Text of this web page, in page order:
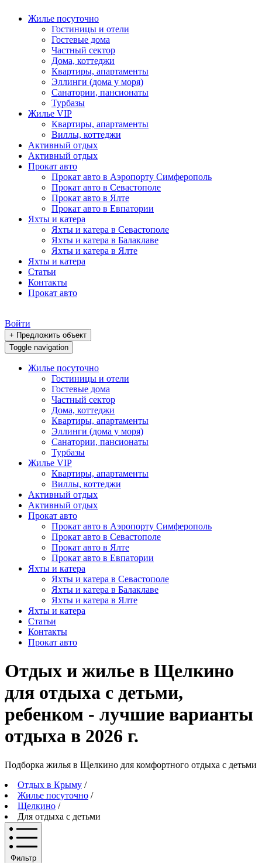
Жилье посуточно
Гостиницы и отели
Гостевые дома
Частный сектор
Дома, коттеджи
Квартиры, апартаменты
Эллинги (дома у моря)
Санатории, пансионаты
Турбазы
Жилье VIP
Квартиры, апартаменты
Виллы, коттеджи
Активный отдых
Активный отдых
Прокат авто
Прокат авто в Аэропорту Симферополь
Прокат авто в Севастополе
Прокат авто в Ялте
Прокат авто в Евпатории
Яхты и катера
Яхты и катера в Севастополе
Яхты и катера в Балаклаве
Яхты и катера в Ялте
Яхты и катера
Статьи
Контакты
Прокат авто
Войти
+ Предложить объект
Toggle navigation
Жилье посуточно
Гостиницы и отели
Гостевые дома
Частный сектор
Дома, коттеджи
Квартиры, апартаменты
Эллинги (дома у моря)
Санатории, пансионаты
Турбазы
Жилье VIP
Квартиры, апартаменты
Виллы, коттеджи
Активный отдых
Активный отдых
Прокат авто
Прокат авто в Аэропорту Симферополь
Прокат авто в Севастополе
Прокат авто в Ялте
Прокат авто в Евпатории
Яхты и катера
Яхты и катера в Севастополе
Яхты и катера в Балаклаве
Яхты и катера в Ялте
Яхты и катера
Статьи
Контакты
Прокат авто
Отдых и жилье в Щелкино
для отдыха с детьми,
ребенком - лучшие варианты
отдыха в 2026 г.
Подборка жилья в Щелкино для комфортного отдыха с детьми
Отдых в Крыму /
Жилье посуточно /
Щелкино /
Для отдыха с детьми
Фильтр